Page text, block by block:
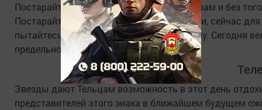
Постарайтесь не браться за новые дела, вам и без
Постарайтесь избегать общения с людьми, сейчас
пытайтесь браться за несколько дел сразу. Сегодня
предельно осторожны.
Звезды дают Тельцам возможность в этот день
представителей этого знака в ближайшем будущем